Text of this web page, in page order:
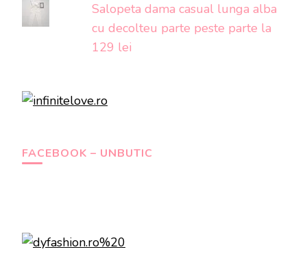
Salopeta dama casual lunga alba
cu decolteu parte peste parte la
129 lei
FACEBOOK – UNBUTIC